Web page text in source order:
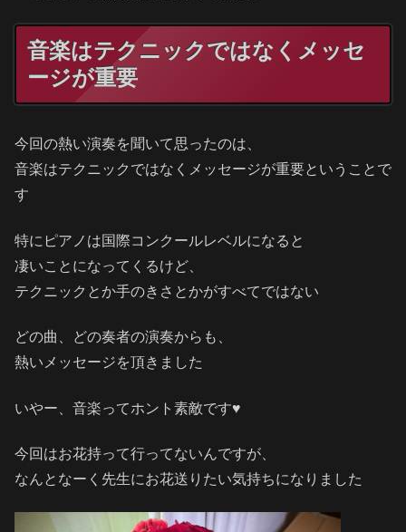
音楽はテクニックではなくメッセ
ージが重要
今回の熱い演奏を聞いて思ったのは、
音楽はテクニックではなくメッセージが重要ということで
す
特にピアノは国際コンクールレベルになると
凄いことになってくるけど、
テクニックとか手のきさとかがすべてではない
どの曲、どの奏者の演奏からも、
熱いメッセージを頂きました
いやー、音楽ってホント素敵です♥
今回はお花持って行ってないんですが、
なんとなーく先生にお花送りたい気持ちになりました